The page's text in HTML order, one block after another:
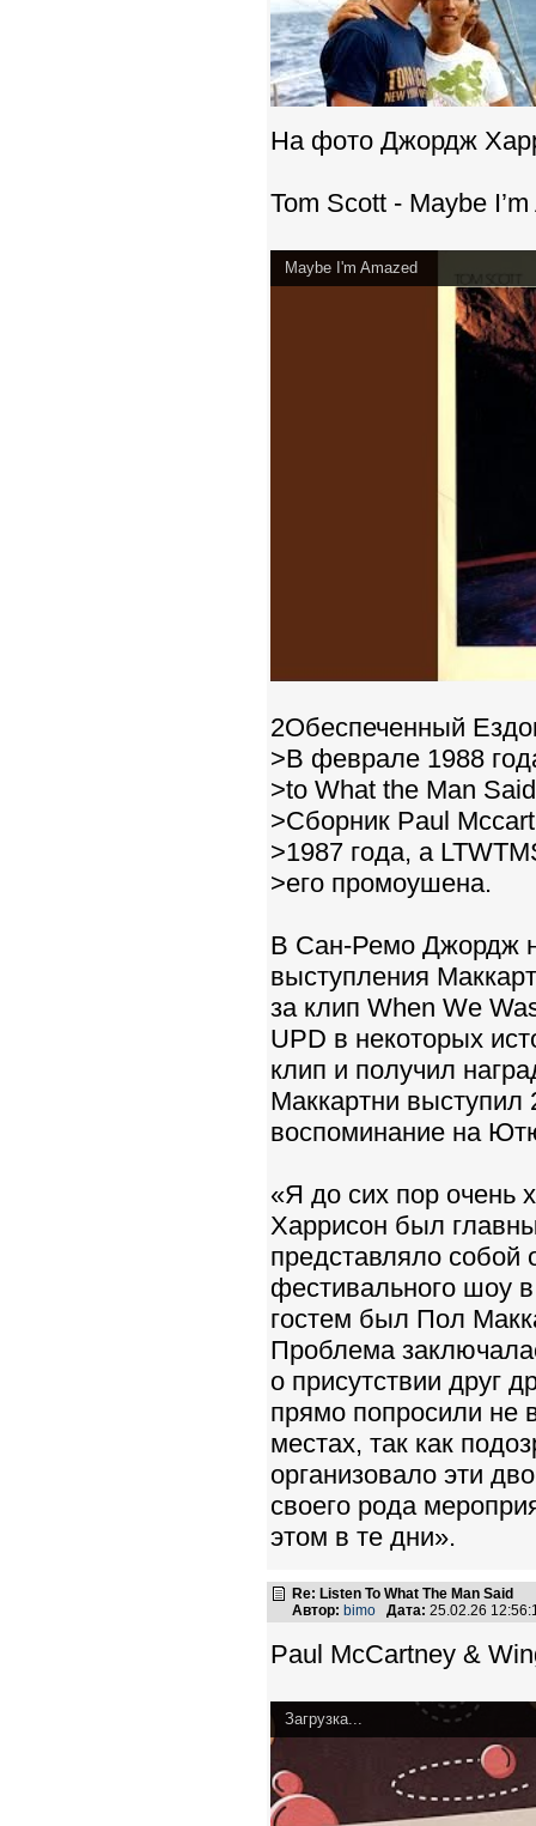
На фото Джордж
Tom Scott - Maybe
Maybe I'm Amazed
2Обеспеченный
>В феврале 1988
>to What the Man
>Сборник Paul
>1987 года, а
>его промоушена.
В Сан-Ремо Джордж
выступления
за клип When We
UPD в некоторых
клип и получил
Маккартни
воспоминание на
«Я до сих пор очень
Харрисон был
представляло
фестивального шоу
гостем был Пол
Проблема
о присутствии друг
прямо попросили не
местах, так как
организовало эти
своего рода
этом в те дни».
Re: Listen To What The Man Said
Автор: bimo Дата: 25.02.26
Paul McCartney &
Загрузка...